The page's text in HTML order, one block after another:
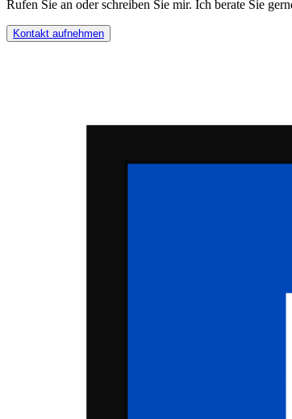
Rufen Sie an oder schreiben Sie mir. Ich berate Sie
Kontakt aufnehmen